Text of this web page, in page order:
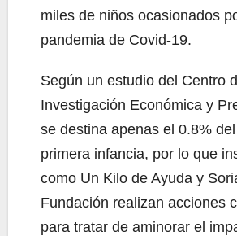
miles de niños ocasionados
pandemia de Covid-19.
Según un estudio del Centro
Investigación Económica y
se destina apenas el 0.8%
primera infancia, por lo que
como Un Kilo de Ayuda y
Fundación realizan acciones
para tratar de aminorar el